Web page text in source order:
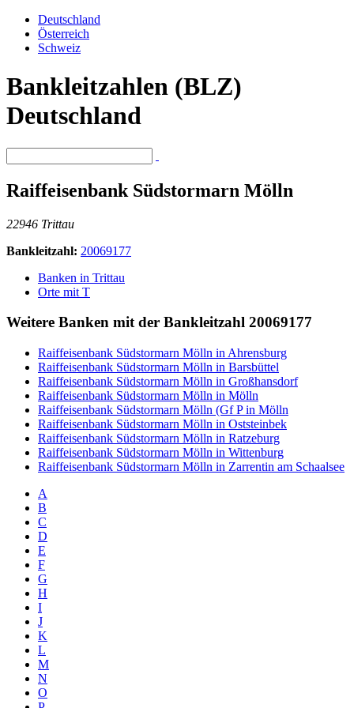
Deutschland
Österreich
Schweiz
Bankleitzahlen (BLZ)
Deutschland
Raiffeisenbank Südstormarn Mölln
22946 Trittau
Bankleitzahl: 20069177
Banken in Trittau
Orte mit T
Weitere Banken mit der Bankleitzahl 20069177
Raiffeisenbank Südstormarn Mölln in Ahrensburg
Raiffeisenbank Südstormarn Mölln in Barsbüttel
Raiffeisenbank Südstormarn Mölln in Großhansdorf
Raiffeisenbank Südstormarn Mölln in Mölln
Raiffeisenbank Südstormarn Mölln (Gf P in Mölln
Raiffeisenbank Südstormarn Mölln in Oststeinbek
Raiffeisenbank Südstormarn Mölln in Ratzeburg
Raiffeisenbank Südstormarn Mölln in Wittenburg
Raiffeisenbank Südstormarn Mölln in Zarrentin am Schaalsee
A
B
C
D
E
F
G
H
I
J
K
L
M
N
O